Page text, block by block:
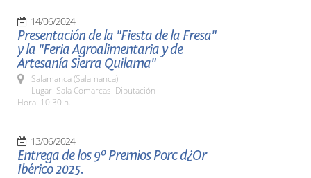
14/06/2024
Presentación de la "Fiesta de la Fresa"
y la "Feria Agroalimentaria y de
Artesanía Sierra Quilama"
Salamanca (Salamanca)
Lugar: Sala Comarcas. Diputación
Hora: 10:30 h.
13/06/2024
Entrega de los 9º Premios Porc d¿Or
Ibérico 2025.